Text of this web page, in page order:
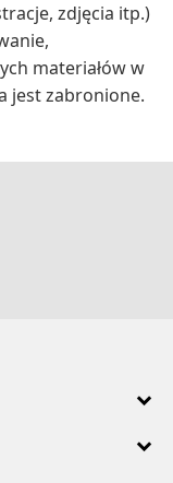
zdjęcia itp.)
materiałów w
jest zabronione.